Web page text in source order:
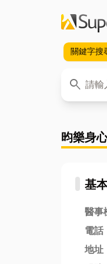
關鍵字搜
search
關鍵字
昀樂身
基
醫事
電話
地址